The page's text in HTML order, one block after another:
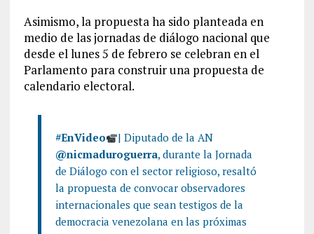
Asimismo, la propuesta ha sido planteada en
medio de las jornadas de diálogo nacional que
desde el lunes 5 de febrero se celebran en el
Parlamento para construir una propuesta de
calendario electoral.
#EnVideo
| Diputado de la AN
@nicmaduroguerra, durante la Jornada
de Diálogo con el sector religioso, resaltó
la propuesta de convocar observadores
internacionales que sean testigos de la
democracia venezolana en las próximas